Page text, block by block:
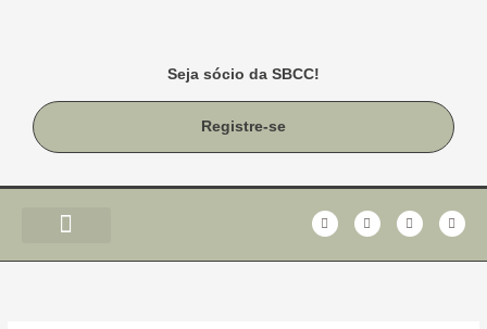
Seja sócio da SBCC!
Registre-se
F
a
c
T
w
i
I
n
s
Y
o
u